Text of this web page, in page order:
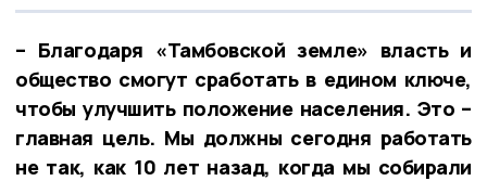
– Благодаря «Тамбовской земле» власть и
общество смогут сработать в едином ключе,
чтобы улучшить положение населения. Это –
главная цель. Мы должны сегодня работать
не так, как 10 лет назад, когда мы собирали